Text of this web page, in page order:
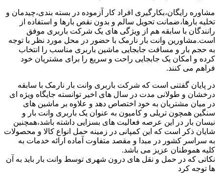
مشاوره رایگان،بکارگیری افراد کار آزموده در بسته بندی،چیدمان و
تخلیه بارها،ضمانت تحویل سالم و بدون نقص بارها و استفاده از
رانندگان با سابقه هم از ویژگی های یک شرکت باربری موفق
است.مشاورین وانت بار نارمک با حضور در محل مورد نظر با توجه
به حجم بار و مسافت جابجایی ماشین باربری مناسب را انتخاب
کرده و امکان یک جابجایی راحت و سریع را برای مشتریان خود
فراهم می کنند.
در پایان گفتنی است که شرکت باربری وانت بار نارمک با سابقه
درخشان و طولانی مدت در سال های اخیر توانسته جایگاه ویژه ای
در میان مشتریان به خود اختصاص دهد و علاوه بر ماشین های
سنگین همچون تریلی و کامیون به عنوان یک باربری وانت بار و
نیسان بار در این عرصه فعالیت های بسزایی داشته باشد،همچنین
شایان ذکر است که این کمپانی در زمینه حمل انواع کالا و محصولات
به سراسر کشور در مبدا و مقصد متفاوت آماده ارائه خدمات به
کلیه هموطنان عزیز می باشد.
نکاتی که در حمل و نقل های درون شهری توسط وانت بار باید به آن
ها توجه کرد